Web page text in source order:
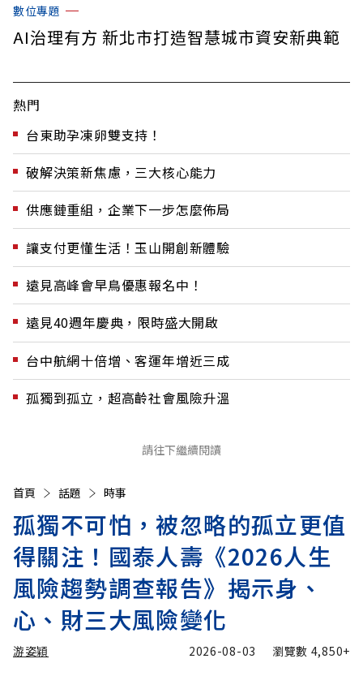
數位專題
AI治理有方 新北市打造智慧城市資安新典範
熱門
台東助孕凍卵雙支持！
破解決策新焦慮，三大核心能力
供應鏈重組，企業下一步怎麼佈局
讓支付更懂生活！玉山開創新體驗
遠見高峰會早鳥優惠報名中！
遠見40週年慶典，限時盛大開啟
台中航網十倍增、客運年增近三成
孤獨到孤立，超高齡社會風險升溫
請往下繼續閱讀
首頁 話題 時事
孤獨不可怕，被忽略的孤立更值
得關注！國泰人壽《2026人生
風險趨勢調查報告》揭示身、
心、財三大風險變化
游姿穎 2026-08-03 瀏覽數 4,850+